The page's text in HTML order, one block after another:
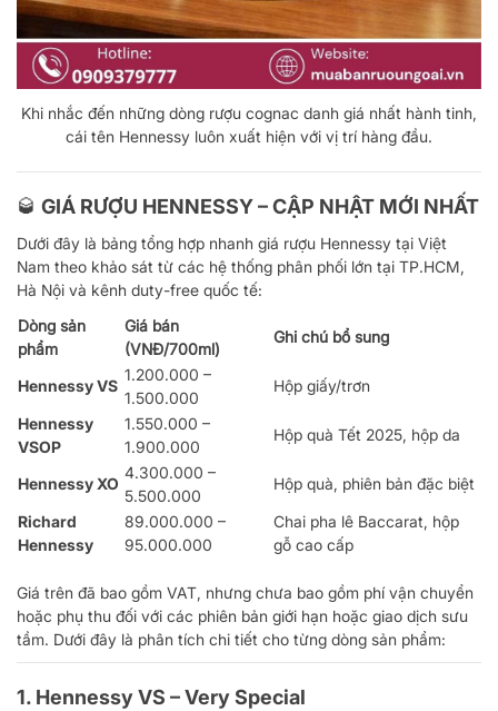
Khi nhắc đến những dòng rượu cognac danh giá nhất hành tinh,
cái tên Hennessy luôn xuất hiện với vị trí hàng đầu.
🥃 GIÁ RƯỢU HENNESSY – CẬP NHẬT MỚI NHẤT
Dưới đây là bảng tổng hợp nhanh giá rượu Hennessy tại Việt
Nam theo khảo sát từ các hệ thống phân phối lớn tại TP.HCM,
Hà Nội và kênh duty-free quốc tế:
Dòng sản
phẩm
Giá bán
(VNĐ/700ml)
Ghi chú bổ sung
Hennessy VS
1.200.000 –
1.500.000
Hộp giấy/trơn
Hennessy
VSOP
1.550.000 –
1.900.000
Hộp quà Tết 2025, hộp da
Hennessy XO
4.300.000 –
5.500.000
Hộp quà, phiên bản đặc biệt
Richard
Hennessy
89.000.000 –
95.000.000
Chai pha lê Baccarat, hộp
gỗ cao cấp
Giá trên đã bao gồm VAT, nhưng chưa bao gồm phí vận chuyển
hoặc phụ thu đối với các phiên bản giới hạn hoặc giao dịch sưu
tầm. Dưới đây là phân tích chi tiết cho từng dòng sản phẩm:
1. Hennessy VS – Very Special